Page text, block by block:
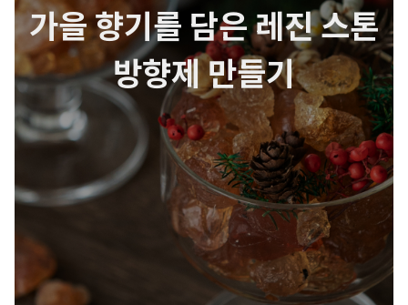
가을 향기를 담은 레진 스톤
방향제 만들기